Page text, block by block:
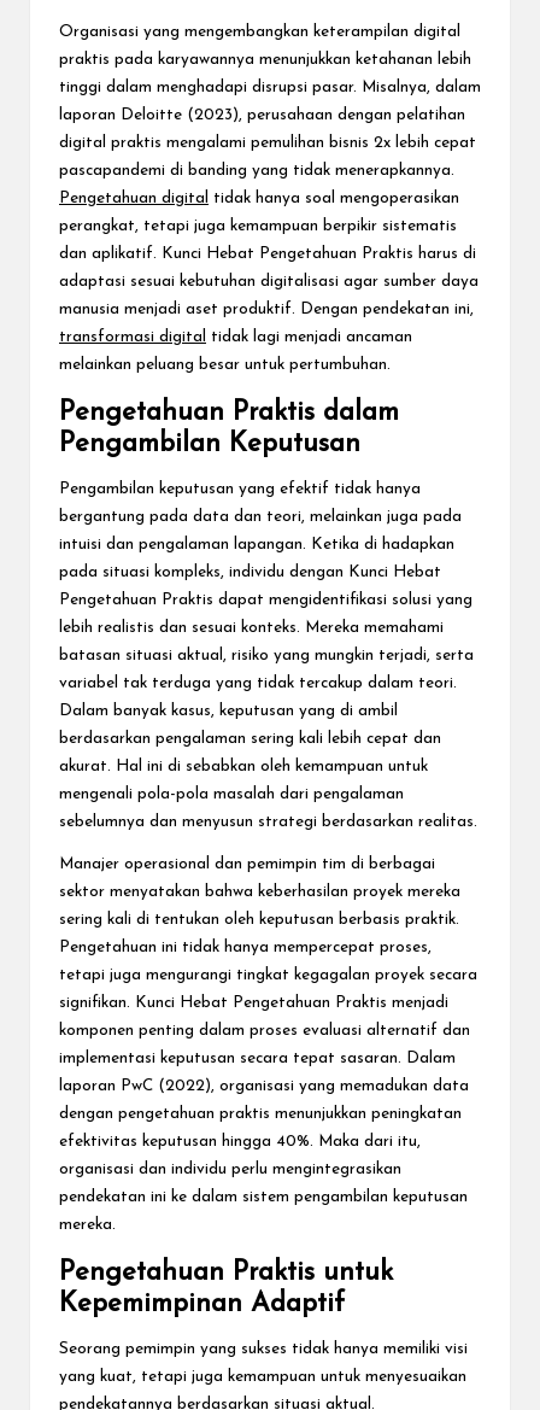
Organisasi yang mengembangkan keterampilan digital
praktis pada karyawannya menunjukkan ketahanan lebih
tinggi dalam menghadapi disrupsi pasar. Misalnya, dalam
laporan Deloitte (2023), perusahaan dengan pelatihan
digital praktis mengalami pemulihan bisnis 2x lebih cepat
pascapandemi di banding yang tidak menerapkannya.
Pengetahuan digital
tidak hanya soal mengoperasikan
perangkat, tetapi juga kemampuan berpikir sistematis
dan aplikatif. Kunci Hebat Pengetahuan Praktis harus di
adaptasi sesuai kebutuhan digitalisasi agar sumber daya
manusia menjadi aset produktif. Dengan pendekatan ini,
transformasi digital
tidak lagi menjadi ancaman
melainkan peluang besar untuk pertumbuhan.
Pengetahuan Praktis dalam
Pengambilan Keputusan
Pengambilan keputusan yang efektif tidak hanya
bergantung pada data dan teori, melainkan juga pada
intuisi dan pengalaman lapangan. Ketika di hadapkan
pada situasi kompleks, individu dengan Kunci Hebat
Pengetahuan Praktis dapat mengidentifikasi solusi yang
lebih realistis dan sesuai konteks. Mereka memahami
batasan situasi aktual, risiko yang mungkin terjadi, serta
variabel tak terduga yang tidak tercakup dalam teori.
Dalam banyak kasus, keputusan yang di ambil
berdasarkan pengalaman sering kali lebih cepat dan
akurat. Hal ini di sebabkan oleh kemampuan untuk
mengenali pola-pola masalah dari pengalaman
sebelumnya dan menyusun strategi berdasarkan realitas.
Manajer operasional dan pemimpin tim di berbagai
sektor menyatakan bahwa keberhasilan proyek mereka
sering kali di tentukan oleh keputusan berbasis praktik.
Pengetahuan ini tidak hanya mempercepat proses,
tetapi juga mengurangi tingkat kegagalan proyek secara
signifikan. Kunci Hebat Pengetahuan Praktis menjadi
komponen penting dalam proses evaluasi alternatif dan
implementasi keputusan secara tepat sasaran. Dalam
laporan PwC (2022), organisasi yang memadukan data
dengan pengetahuan praktis menunjukkan peningkatan
efektivitas keputusan hingga 40%. Maka dari itu,
organisasi dan individu perlu mengintegrasikan
pendekatan ini ke dalam sistem pengambilan keputusan
mereka.
Pengetahuan Praktis untuk
Kepemimpinan Adaptif
Seorang pemimpin yang sukses tidak hanya memiliki visi
yang kuat, tetapi juga kemampuan untuk menyesuaikan
pendekatannya berdasarkan situasi aktual.